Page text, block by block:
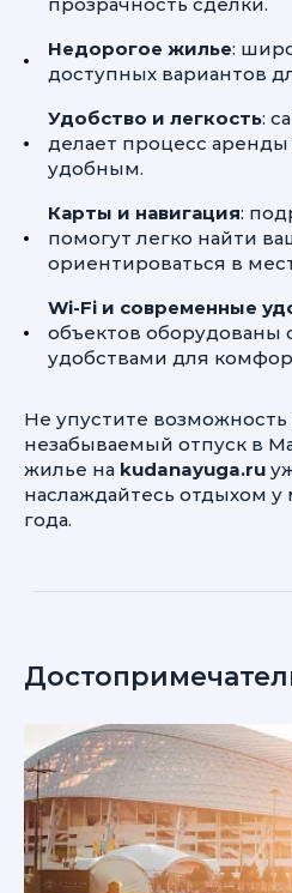
Недорогое жилье:
доступных вариантов
Удобство и легкость:
делает процесс
удобным.
Карты и навигация:
помогут легко найти
ориентироваться в
Wi-Fi и современные
объектов
удобствами для
Не упустите
незабываемый отпуск в
жилье на kudanayuga.ru
наслаждайтесь отдыхом
года.